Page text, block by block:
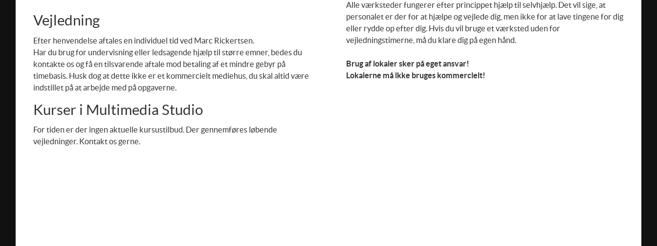
Vejledning
Efter henvendelse aftales en individuel tid ved Marc Rickertsen.
Har du brug for undervisning eller ledsagende hjælp til større emner, bedes du
kontakte os og få en tilsvarende aftale mod betaling af et mindre gebyr på
timebasis. Husk dog at dette ikke er et kommercielt mediehus, du skal altid være
indstillet på at arbejde med på opgaverne.
Kurser i Multimedia Studio
For tiden er der ingen aktuelle kursustilbud. Der gennemføres løbende
vejledninger. Kontakt os gerne.
Alle værksteder fungerer efter princippet hjælp til selvhjælp. Det vil sige, at
personalet er der for at hjælpe og vejlede dig, men ikke for at lave tingene for dig
eller rydde op efter dig. Hvis du vil bruge et værksted uden for
vejledningstimerne, må du klare dig på egen hånd.
Brug af lokaler sker på eget ansvar!
Lokalerne må ikke bruges kommercielt!